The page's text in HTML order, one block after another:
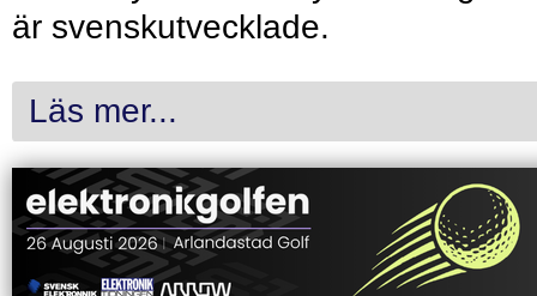
är svenskutvecklade.
Läs mer...